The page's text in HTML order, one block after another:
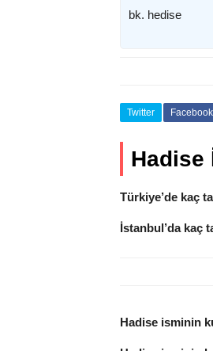
bk. hedise
Twitter Facebook
Türkiye’de kaç
İstanbul’da kaç
Hadise isminin